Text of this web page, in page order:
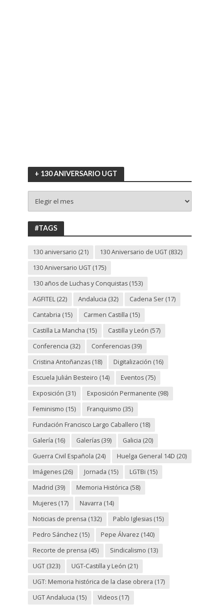
+ 130 ANIVERSARIO UGT
130
ANIVERSARIO
UGT
#TAGS
130 aniversario (21) 130 Aniversario de UGT(832)
130 Aniversario UGT(175)
130 años de Luchas y Conquistas(153)
AGFITEL(22) Andalucia (32) Cadena Ser(17)
Cantabria (15) Carmen Castilla (15)
Castilla La Mancha (15) Castilla y León (57)
Conferencia (32) Conferencias(39)
Cristina Antoñanzas(18) Digitalización (16)
Escuela Julián Besteiro (14) Eventos(75)
Exposición (31) Exposición Permanente (98)
Feminismo (15) Franquismo (35)
Fundación Francisco Largo Caballero (18)
Galería (16) Galerías(39) Galicia (20)
Guerra Civil Española (24) Huelga General 14D (20)
Imágenes(26) Jornada (15) LGTBi (15)
Madrid (39) Memoria Histórica (58)
Mujeres(17) Navarra (14)
Noticias de prensa (132) Pablo Iglesias(15)
Pedro Sánchez (15) Pepe Álvarez (140)
Recorte de prensa (45) Sindicalismo (13)
UGT(323) UGT-Castilla y León (21)
UGT: Memoria histórica de la clase obrera (17)
UGT Andalucia (15) Videos(17)